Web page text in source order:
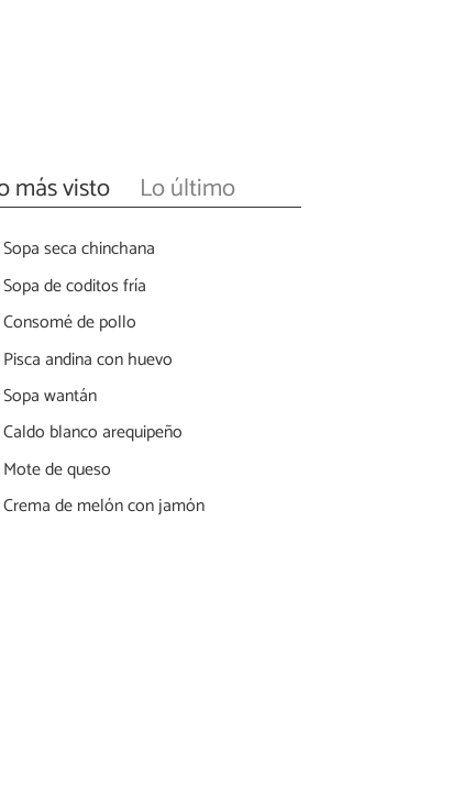
más visto Lo último
Sopa seca chinchana
Sopa de coditos fría
Consomé de pollo
Pisca andina con huevo
Sopa wantán
Caldo blanco arequipeño
Mote de queso
Crema de melón con jamón